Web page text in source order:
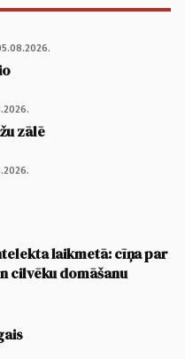
zālē
laikmetā: cīņa par
cilvēku domāšanu